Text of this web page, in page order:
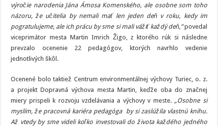
výročie narodenia Jána Ámosa Komenského, ale osobne som toho
názoru, že učitelia by nemali mať len jeden deň v roku, kedy im
pogratulujeme, ale ich prácu by sme si mali vážiť každý deň,“povedal
viceprimátor mesta Martin Imrich Žigo, z ktorého rúk si následne
prevzalo ocenenie 22 pedagógov, ktorých navrhlo vedenie
jednotlivých škôl.
Ocenené bolo taktiež Centrum environmentálnej výchovy Turiec, o. z.
a projekt Dopravná výchova mesta Martin, keďže oba do značnej
miery prispeli k rozvoju vzdelávania a výchovy v meste. „Osobne si
myslím, že pracovná kariéra pedagóga by si zaslúžila vlastnú knihu.
Až vtedy by sme videli koľko investovali do života každého jedného